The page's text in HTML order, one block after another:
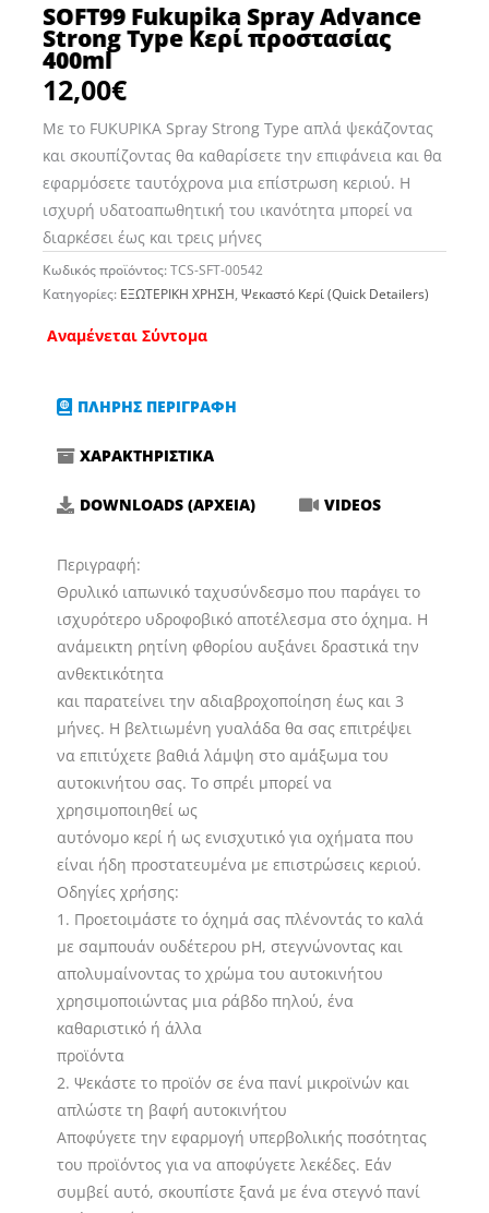
SOFT99 Fukupika Spray Advance
Strong Type Κερί προστασίας
400ml
12,00€
Με το FUKUPIKA Spray Strong Type απλά ψεκάζοντας
και σκουπίζοντας θα καθαρίσετε την επιφάνεια και θα
εφαρμόσετε ταυτόχρονα μια επίστρωση κεριού. Η
ισχυρή υδατοαπωθητική του ικανότητα μπορεί να
διαρκέσει έως και τρεις μήνες
Κωδικός προϊόντος:TCS-SFT-00542
Κατηγορίες: ΕΞΩΤΕΡΙΚΗ ΧΡΗΣΗ,Ψεκαστό Κερί (Quick Detailers)
Αναμένεται Σύντομα
ΠΛΗΡΗΣ ΠΕΡΙΓΡΑΦΗ
ΧΑΡΑΚΤΗΡΙΣΤΙΚΑ
DOWNLOADS (ΑΡΧΕΙΑ) VIDEOS
Περιγραφή:
Θρυλικό ιαπωνικό ταχυσύνδεσμο που παράγει το
ισχυρότερο υδροφοβικό αποτέλεσμα στο όχημα. Η
ανάμεικτη ρητίνη φθορίου αυξάνει δραστικά την
ανθεκτικότητα
και παρατείνει την αδιαβροχοποίηση έως και 3
μήνες. Η βελτιωμένη γυαλάδα θα σας επιτρέψει
να επιτύχετε βαθιά λάμψη στο αμάξωμα του
αυτοκινήτου σας. Το σπρέι μπορεί να
χρησιμοποιηθεί ως
αυτόνομο κερί ή ως ενισχυτικό για οχήματα που
είναι ήδη προστατευμένα με επιστρώσεις κεριού.
Οδηγίες χρήσης:
1. Προετοιμάστε το όχημά σας πλένοντάς το καλά
με σαμπουάν ουδέτερου pH, στεγνώνοντας και
απολυμαίνοντας το χρώμα του αυτοκινήτου
χρησιμοποιώντας μια ράβδο πηλού, ένα
καθαριστικό ή άλλα
προϊόντα
2. Ψεκάστε το προϊόν σε ένα πανί μικροϊνών και
απλώστε τη βαφή αυτοκινήτου
Αποφύγετε την εφαρμογή υπερβολικής ποσότητας
του προϊόντος για να αποφύγετε λεκέδες. Εάν
συμβεί αυτό, σκουπίστε ξανά με ένα στεγνό πανί